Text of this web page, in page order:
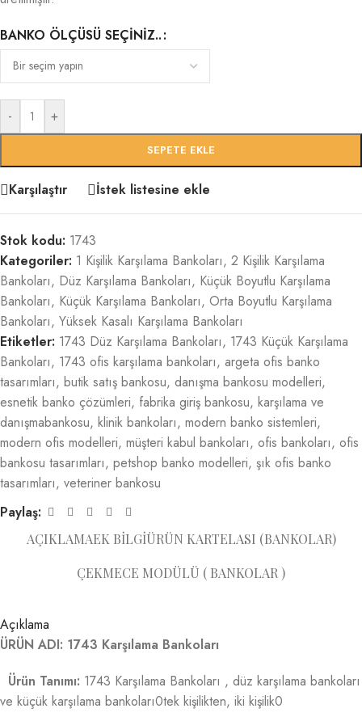
BANKO ÖLÇÜSÜ SEÇINIZ..
- +
SEPETE EKLE
Karşılaştır İstek listesine ekle
Stok kodu: 1743
Kategoriler: 1 Kişilik Karşılama Bankoları, 2 Kişilik Karşılama
Bankoları, Düz Karşılama Bankoları, Küçük Boyutlu Karşılama
Bankoları, Küçük Karşılama Bankoları, Orta Boyutlu Karşılama
Bankoları, Yüksek Kasalı Karşılama Bankoları
Etiketler: 1743 Düz Karşılama Bankoları, 1743 Küçük Karşılama
Bankoları, 1743 ofis karşılama bankoları, argeta ofis banko
tasarımları, butik satış bankosu, danışma bankosu modelleri,
esnetik banko çözümleri, fabrika giriş bankosu, karşılama ve
danışmabankosu, klinik bankoları, modern banko sistemleri,
modern ofis modelleri, müşteri kabul bankoları, ofis bankoları, ofis
bankosu tasarımları, petshop banko modelleri, şık ofis banko
tasarımları, veteriner bankosu
Paylaş:
AÇIKLAMAEK BILGIÜRÜN KARTELASI (BANKOLAR)
ÇEKMECE MODÜLÜ ( BANKOLAR )
Açıklama
ÜRÜN ADI: 1743 Karşılama Bankoları
Ürün Tanımı: 1743 Karşılama Bankoları , düz karşılama bankoları
ve küçük karşılama bankoları0tek kişilikten, iki kişilik0